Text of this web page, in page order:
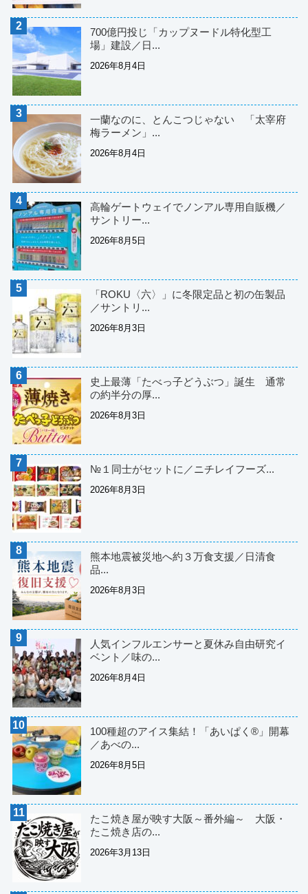
700億円投じ「カップヌードル特化型工
場」建設／日...
2026年8月4日
一蘭なのに、とんこつじゃない 「太宰府
梅ラーメン」...
2026年8月4日
高輪ゲートウェイでノンアル専用自販機／
サントリー...
2026年8月5日
「ROKU〈六〉」に冬限定品と初の缶製品
／サントリ...
2026年8月3日
史上最薄「たべっ子どうぶつ」誕生 通常
の約半分の厚...
2026年8月3日
№１同士がセットに／ニチレイフーズ...
2026年8月3日
熊本地震被災地へ約３万食支援／日清食
品...
2026年8月3日
人気インフルエンサーと夏休み自由研究イ
ベント／味の...
2026年8月4日
100種超のアイス集結！「あいぱく®」開幕
／あべの...
2026年8月5日
たこ焼き屋が映す大阪～番外編～ 大阪・
たこ焼き店の...
2026年3月13日